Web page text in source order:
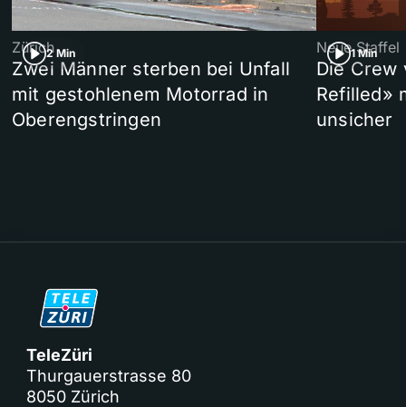
2 Min
Zürich
Zwei Männer sterben bei Unfall
mit gestohlenem Motorrad in
Oberengstringen
1 Min
Neue Staffel
Die Crew
Refilled»
unsicher
TeleZüri
Thurgauerstrasse 80
8050 Zürich